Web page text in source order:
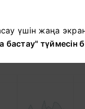
үшін жаңа экран
бастау" түймесін